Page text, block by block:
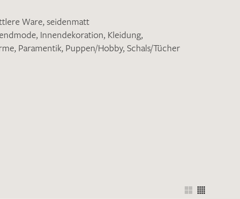
Ware, seidenmatt
, Innendekoration, Kleidung,
, Paramentik, Puppen/Hobby, Schals/Tücher